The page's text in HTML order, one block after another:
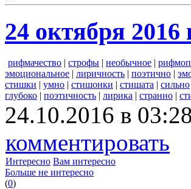
24 октября 2016
рифмачество | строфы | необычное |
эмоциональное | лиричность | поэтично |
стишки | умно | стишонки | стишата | сильно
глубоко | поэтичность | лирика | странно |
24.10.2016 в 03:28
комментировать
Интересно Вам интересно
Больше не интересно
(0)